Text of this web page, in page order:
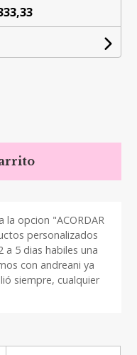
la opcion "ACORDAR
personalizados
5 dias habiles una
con andreani ya
siempre, cualquier